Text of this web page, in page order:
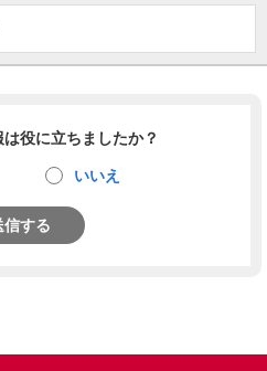
役に立ちましたか？
いいえ
信する